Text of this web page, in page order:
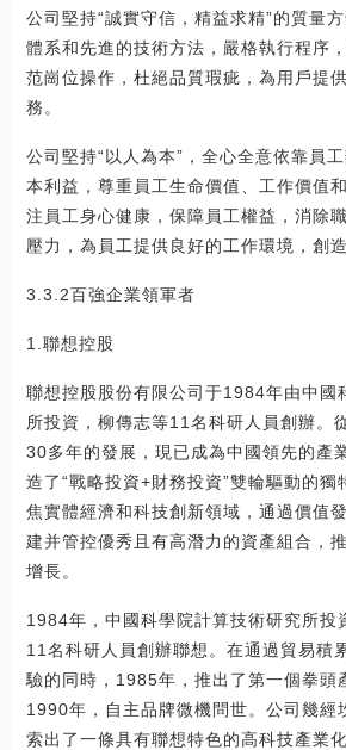
公司堅持“誠實守信，精益求精”的質量
體系和先進的技術方法，嚴格執行程序
范崗位操作，杜絕品質瑕疵，為用戶提
務。
公司堅持“以人為本”，全心全意依靠員
本利益，尊重員工生命價值、工作價值
注員工身心健康，保障員工權益，消除
壓力，為員工提供良好的工作環境，創
3.3.2百強企業領軍者
1.聯想控股
聯想控股股份有限公司于1984年由中國
所投資，柳傳志等11名科研人員創辦。
30多年的發展，現已成為中國領先的產
造了“戰略投資+財務投資”雙輪驅動的獨
焦實體經濟和科技創新領域，通過價值
建并管控優秀且有高潛力的資產組合，
增長。
1984年，中國科學院計算技術研究所投
11名科研人員創辦聯想。在通過貿易積
驗的同時，1985年，推出了第一個拳
1990年，自主品牌微機問世。公司幾經
索出了一條具有聯想特色的高科技產業